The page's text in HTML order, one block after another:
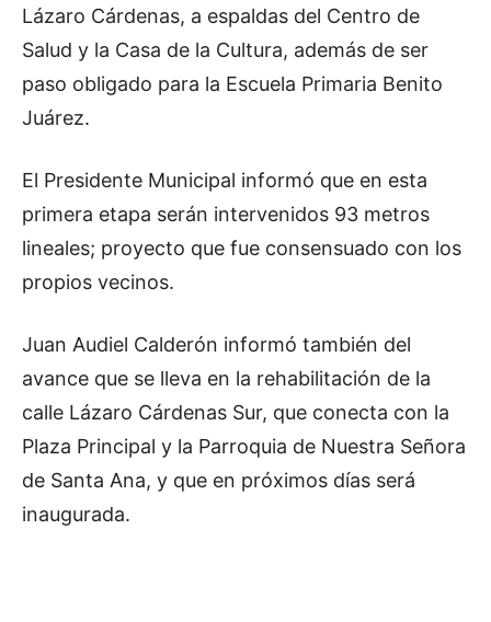
Lázaro Cárdenas, a espaldas del Centro de
Salud y la Casa de la Cultura, además de ser
paso obligado para la Escuela Primaria Benito
Juárez.
El Presidente Municipal informó que en esta
primera etapa serán intervenidos 93 metros
lineales; proyecto que fue consensuado con los
propios vecinos.
Juan Audiel Calderón informó también del
avance que se lleva en la rehabilitación de la
calle Lázaro Cárdenas Sur, que conecta con la
Plaza Principal y la Parroquia de Nuestra Señora
de Santa Ana, y que en próximos días será
inaugurada.